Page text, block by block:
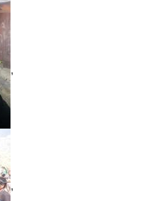
,
,